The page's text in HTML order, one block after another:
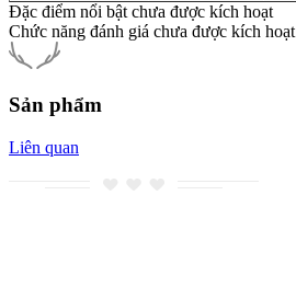
Đặc điểm nổi bật chưa được kích hoạt
Chức năng đánh giá chưa được kích hoạt
Sản phẩm
Liên quan